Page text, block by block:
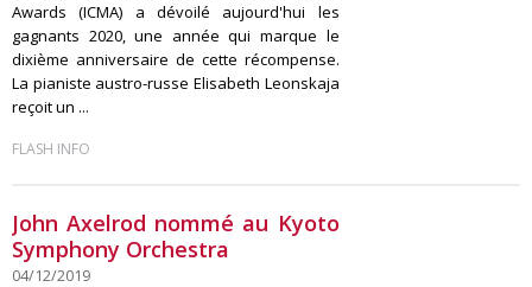
Awards (ICMA) a dévoilé aujourd'hui les
gagnants 2020, une année qui marque le
dixième anniversaire de cette récompense.
La pianiste austro-russe Elisabeth Leonskaja
reçoit un ...
FLASH INFO
John Axelrod nommé au Kyoto
Symphony Orchestra
04/12/2019